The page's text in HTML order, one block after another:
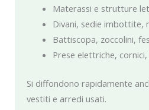
Materassi e strutture
Divani, sedie imbottite,
Battiscopa, zoccolini,
Prese elettriche,
Si diffondono rapidamente
vestiti e arredi usati.